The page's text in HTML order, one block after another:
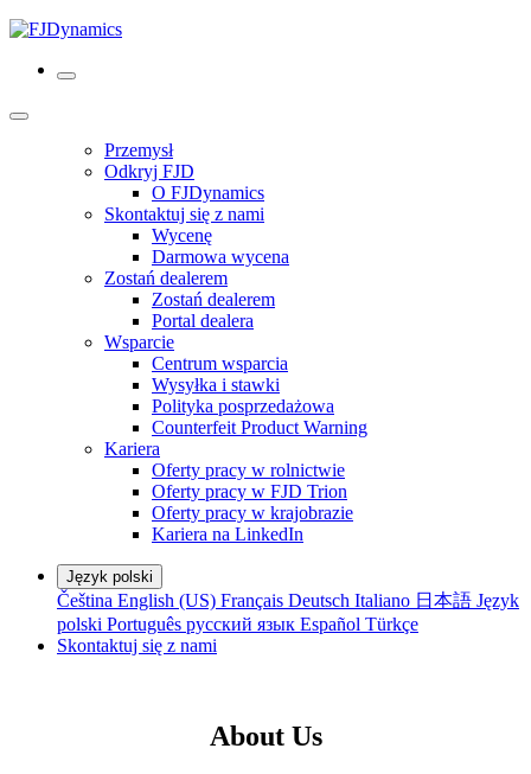
Przemysł
Odkryj FJD
O FJDynamics
Skontaktuj się z nami
Wycenę
Darmowa wycena
Zostań dealerem
Zostań dealerem
Portal dealera
Wsparcie
Centrum wsparcia
Wysyłka i stawki
Polityka posprzedażowa
Counterfeit Product Warning
Kariera
Oferty pracy w rolnictwie
Oferty pracy w FJD Trion
Oferty pracy w krajobrazie
Kariera na LinkedIn
Język polski
Čeština English (US) Français Deutsch Italiano 日本語 Język
polski Português русский язык Español Türkçe
Skontaktuj się z nami
About Us